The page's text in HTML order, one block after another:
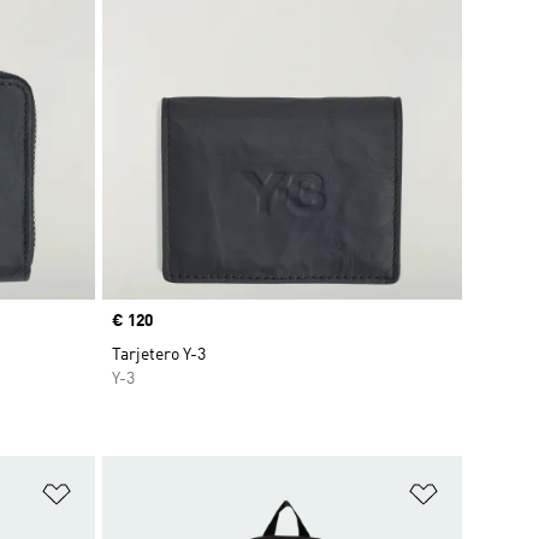
Precio
€ 120
Tarjetero Y-3
Y-3